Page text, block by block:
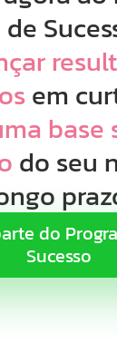
em
base
do seu
do
Sucesso